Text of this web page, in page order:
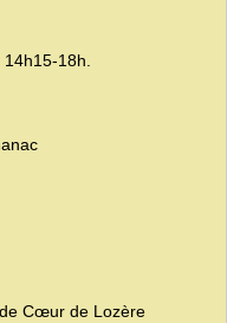
18h.
Cœur de Lozère